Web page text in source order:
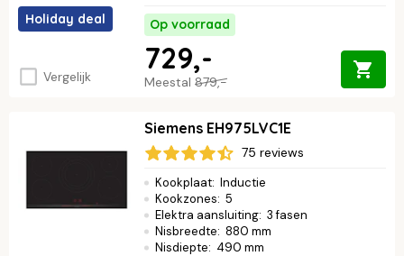
Holiday deal
Vergelijk
Op voorraad
Meestal 879,-
729,-
Siemens EH975LVC1E
75 reviews
Kookplaat: Inductie
Kookzones: 5
Elektra aansluiting: 3 fasen
Nisbreedte: 880 mm
Nisdiepte: 490 mm